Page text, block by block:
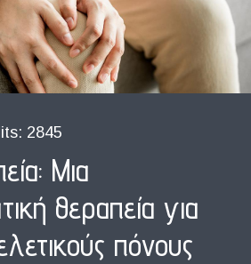
Μια
θεραπεία για
πόνους
2845